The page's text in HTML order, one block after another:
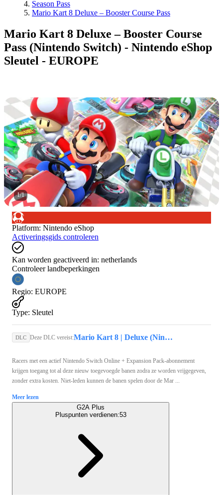
Season Pass
Mario Kart 8 Deluxe – Booster Course Pass
Mario Kart 8 Deluxe – Booster Course
Pass (Nintendo Switch) - Nintendo eShop
Sleutel - EUROPE
1/1
Platform: Nintendo eShop
Activeringsgids controleren
Kan worden geactiveerd in: netherlands
Controleer landbeperkingen
Regio: EUROPE
Type: Sleutel
DLC Deze DLC vereist: Mario Kart 8 | Deluxe (Nintendo Switch) - Nintendo eShop Key - GLOBAL
Racers met een actief Nintendo Switch Online + Expansion Pack-abonnement
krijgen toegang tot al deze nieuw toegevoegde banen zodra ze worden vrijgegeven,
zonder extra kosten. Niet-leden kunnen de banen spelen door de Mar ...
Meer lezen
G2A Plus
Pluspunten verdienen:53